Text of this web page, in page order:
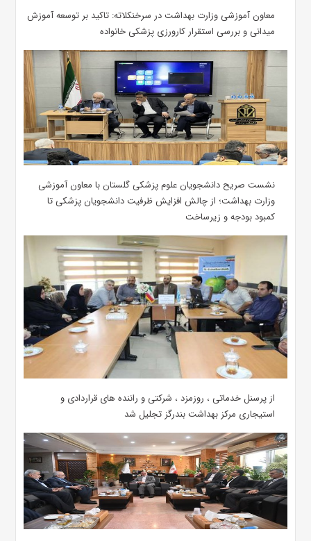
معاون آموزشی وزارت بهداشت در سرخنکلاته: تاکید بر توسعه آموزش
میدانی و بررسی استقرار کارورزی پزشکی ‌خانواده
نشست صریح دانشجویان علوم پزشکی گلستان با معاون آموزشی
وزارت بهداشت؛ از چالش افزایش ظرفیت دانشجویان ‌پزشکی تا
کمبود بودجه و زیرساخت
از پرسنل خدماتی ، روزمزد ، شرکتی و راننده های قراردادی و
استیجاری مرکز بهداشت بندرگز تجلیل شد